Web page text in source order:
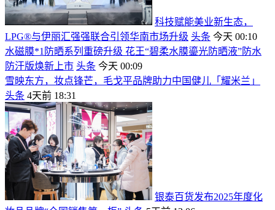
科技赋能美业新生态，
LPG®与伊丽汇强强联合引领华南市场升级 头条 今天 00:10
水磁膜*1防晒系列重磅升级 花王“碧柔水膜鎏光防晒液”防水
防汗版焕新上市 头条 今天 00:09
雪映东方，妆点锋芒，毛戈平品牌助力中国健儿「耀米兰」
头条 4天前 18:31
银泰百货发布2025年度化